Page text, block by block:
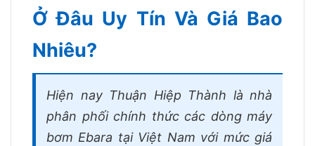
Ở Đâu Uy Tín Và Giá Bao
Nhiêu?
Hiện nay Thuận Hiệp Thành là nhà
phân phối chính thức các dòng máy
bơm Ebara tại Việt Nam với mức giá